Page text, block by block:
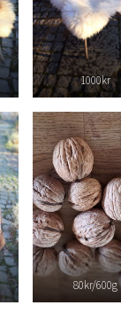
1000kr
80kr/600g